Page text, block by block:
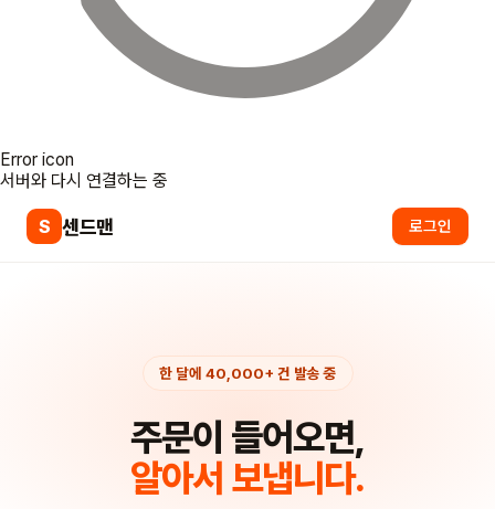
Error icon
서버와 다시 연결하는 중
S 센드맨 로그인
한 달에 40,000+ 건 발송 중
주문이 들어오면,
알아서 보냅니다.